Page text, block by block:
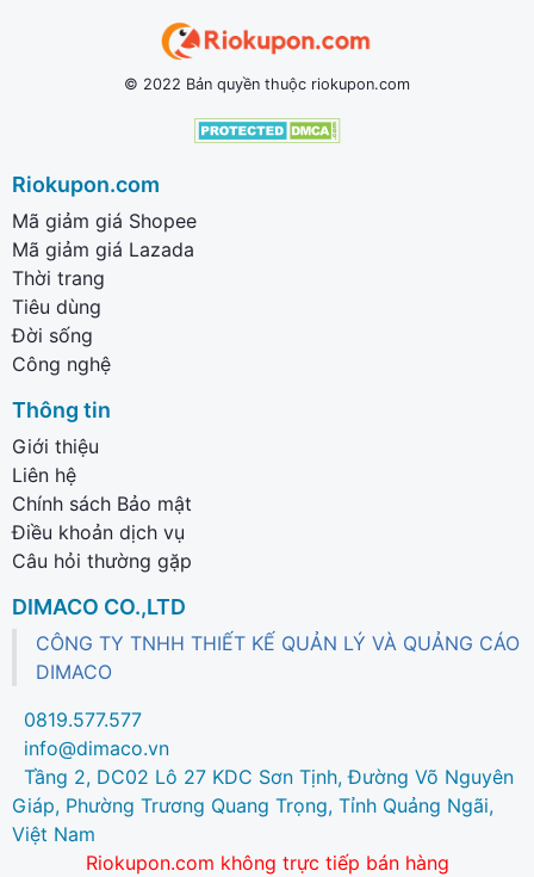
© 2022 Bản quyền thuộc riokupon.com
Riokupon.com
Mã giảm giá Shopee
Mã giảm giá Lazada
Thời trang
Tiêu dùng
Đời sống
Công nghệ
Thông tin
Giới thiệu
Liên hệ
Chính sách Bảo mật
Điều khoản dịch vụ
Câu hỏi thường gặp
DIMACO CO.,LTD
CÔNG TY TNHH THIẾT KẾ QUẢN LÝ VÀ QUẢNG CÁO
DIMACO
0819.577.577
info@dimaco.vn
Tầng 2, DC02 Lô 27 KDC Sơn Tịnh, Đường Võ Nguyên
Giáp, Phường Trương Quang Trọng, Tỉnh Quảng Ngãi,
Việt Nam
Riokupon.com không trực tiếp bán hàng